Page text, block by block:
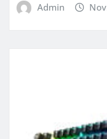
Admin